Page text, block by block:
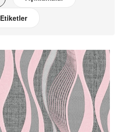
Etiketler